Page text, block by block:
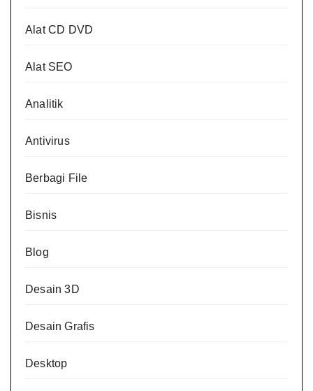
Alat CD DVD
Alat SEO
Analitik
Antivirus
Berbagi File
Bisnis
Blog
Desain 3D
Desain Grafis
Desktop